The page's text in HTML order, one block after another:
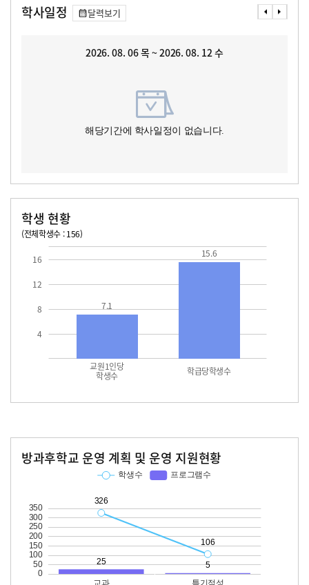
학사일정 달력보기
2026. 08. 06 목 ~ 2026. 08. 12 수
해당기간에 학사일정이 없습니다.
학생 현황
(전체학생수 : 156)
4
8
12
16
교원1인당
학생수 학급당학생수
7.1
15.6
방과후학교 운영 계획 및 운영 지원현황